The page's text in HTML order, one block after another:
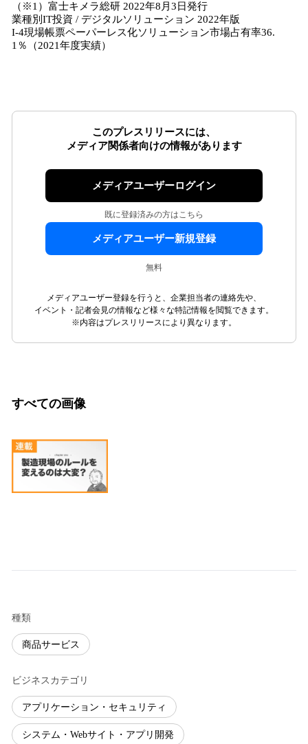
（※1）富士キメラ総研 2022年8月3日発行
業種別IT投資 / デジタルソリューション 2022年版
I-4現場帳票ペーパーレス化ソリューション市場占有率36.
1％（2021年度実績）
このプレスリリースには、
メディア関係者向けの情報があります
メディアユーザーログイン
既に登録済みの方はこちら
メディアユーザー新規登録
無料
メディアユーザー登録を行うと、企業担当者の連絡先や、
イベント・記者会見の情報など様々な特記情報を閲覧できます。
※内容はプレスリリースにより異なります。
すべての画像
種類
商品サービス
ビジネスカテゴリ
アプリケーション・セキュリティ
システム・Webサイト・アプリ開発